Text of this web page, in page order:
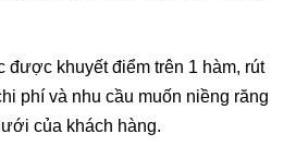
được khuyết điểm trên 1 hàm, rút
phí và nhu cầu muốn niềng răng
của khách hàng.